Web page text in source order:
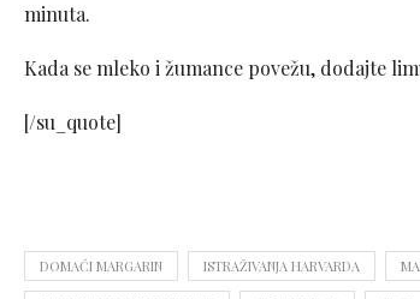
minuta.
Kada se mleko i žumance povežu, dodajte
[/su_quote]
DOMAĆI MARGARIN ISTRAŽIVANJA HARVARDA